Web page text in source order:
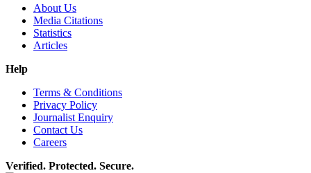
About Us
Media Citations
Statistics
Articles
Help
Terms & Conditions
Privacy Policy
Journalist Enquiry
Contact Us
Careers
Verified. Protected. Secure.